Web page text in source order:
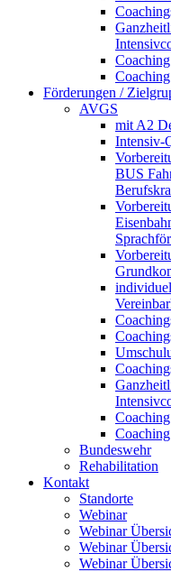
Förderungen /
AVGS
mit A2
Intensiv-
BUS
Bundeswehr
Rehabilitation
Kontakt
Standorte
Webinar
Webinar
Webinar
Webinar